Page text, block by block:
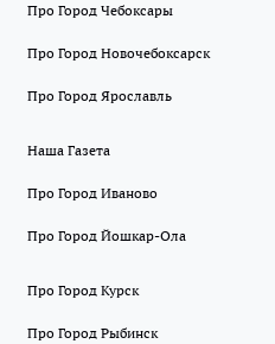
Про Город Чебоксары
Про Город Новочебоксарск
Про Город Ярославль
Наша Газета
Про Город Иваново
Про Город Йошкар-Ола
Про Город Курск
Про Город Рыбинск